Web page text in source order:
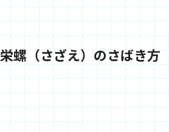
栄螺（さざえ）のさばき方